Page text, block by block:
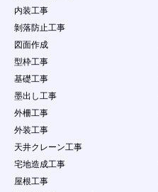
内装工事
剝落防止工事
図面作成
型枠工事
基礎工事
墨出し工事
外柵工事
外装工事
天井クレーン工事
宅地造成工事
屋根工事